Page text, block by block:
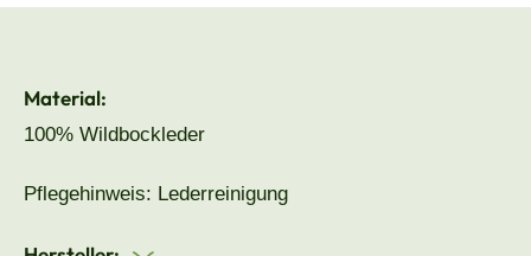
Material:
100% Wildbockleder
Pflegehinweis: Lederreinigung